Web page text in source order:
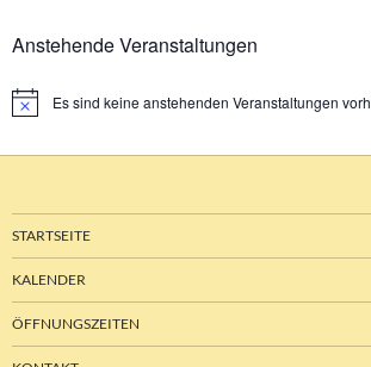
Anstehende Veranstaltungen
HinweisEs sind keine anstehenden Veranstaltungen
STARTSEITE
KALENDER
ÖFFNUNGSZEITEN